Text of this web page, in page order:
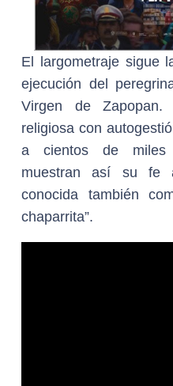
El largometraje sigue
ejecución del
Virgen de
religiosa con
a cientos de miles
muestran así su fe
conocida también
chaparrita”.